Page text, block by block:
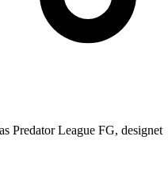
Predator League FG, designet